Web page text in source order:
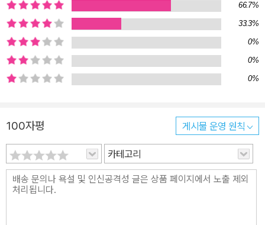
66.7%
33.3%
0%
0%
0%
100자평 게시물 운영 원칙
카테고리